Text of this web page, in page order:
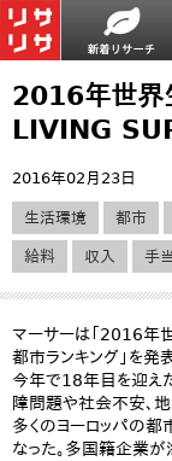
2016年世界
LIVING
2016年02月23日
生活環境 都市
給料 収入 手当
マーサーは「2016
都市ランキング」を発
今年で18年目を迎え
障問題や社会不安、
多くのヨーロッパの
なった。多国籍企業